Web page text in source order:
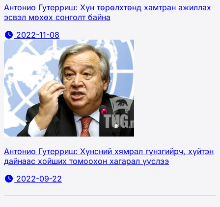
Антонио Гутерриш: Хүн төрөлхтөнд хамтран ажиллах
эсвэл мөхөх сонголт байна
2022-11-08
Антонио Гутерриш: Хүнсний хямрал гүнзгийрч, хүйтэн
дайнаас хойших томоохон хагарал үүслээ
2022-09-22